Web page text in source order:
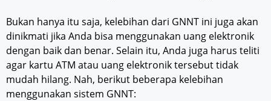
Bukan hanya itu saja, kelebihan dari GNNT ini juga akan
dinikmati jika Anda bisa menggunakan uang elektronik
dengan baik dan benar. Selain itu, Anda juga harus teliti
agar kartu ATM atau uang elektronik tersebut tidak
mudah hilang. Nah, berikut beberapa kelebihan
menggunakan sistem GNNT: